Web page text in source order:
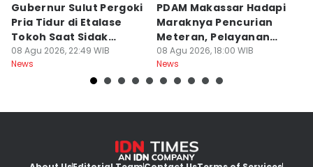
Gubernur Sulut Pergoki
Pria Tidur di Etalase
Tokoh Saat Sidak
Gedung
08 Agu 2026, 22:49 WIB
News
PDAM Makassar Hadapi
Maraknya Pencurian
Meteran, Pelayanan
Ikut Terdampak
08 Agu 2026, 18:00 WIB
News